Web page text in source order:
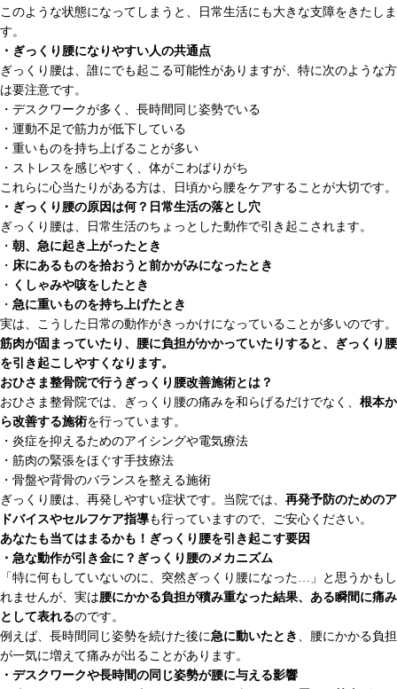
このような状態になってしまうと、日常生活にも大きな支障をきたしま
す。
・ぎっくり腰になりやすい人の共通点
ぎっくり腰は、誰にでも起こる可能性がありますが、特に次のような方
は要注意です。
・デスクワークが多く、長時間同じ姿勢でいる
・運動不足で筋力が低下している
・重いものを持ち上げることが多い
・ストレスを感じやすく、体がこわばりがち
これらに心当たりがある方は、日頃から腰をケアすることが大切です。
・ぎっくり腰の原因は何？日常生活の落とし穴
ぎっくり腰は、日常生活のちょっとした動作で引き起こされます。
・ 朝、急に起き上がったとき
・ 床にあるものを拾おうと前かがみになったとき
・ くしゃみや咳をしたとき
・ 急に重いものを持ち上げたとき
実は、こうした日常の動作がきっかけになっていることが多いのです。
筋肉が固まっていたり、腰に負担がかかっていたりすると、ぎっくり腰
を引き起こしやすくなります。
おひさま整骨院で行うぎっくり腰改善施術とは？
おひさま整骨院では、ぎっくり腰の痛みを和らげるだけでなく、 根本か
ら改善する施術を行っています。
・炎症を抑えるためのアイシングや電気療法
・筋肉の緊張をほぐす手技療法
・骨盤や背骨のバランスを整える施術
ぎっくり腰は、再発しやすい症状です。当院では、 再発予防のためのア
ドバイスやセルフケア指導も行っていますので、ご安心ください。
あなたも当てはまるかも！ぎっくり腰を引き起こす要因
・急な動作が引き金に？ぎっくり腰のメカニズム
「特に何もしていないのに、突然ぎっくり腰になった…」と思うかもし
れませんが、実は腰にかかる負担が積み重なった結果、ある瞬間に痛み
として表れるのです。
例えば、長時間同じ姿勢を続けた後に急に動いたとき 、腰にかかる負担
が一気に増えて痛みが出ることがあります。
・デスクワークや長時間の同じ姿勢が腰に与える影響